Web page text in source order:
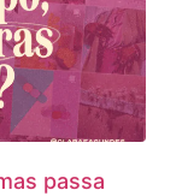
passa